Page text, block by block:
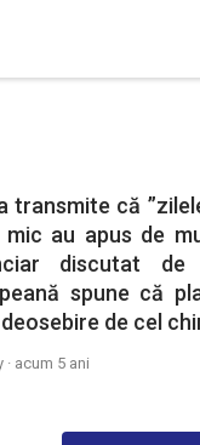
transmite că
mic au apus de
discutat de
spune că
de cel
· acum 5 ani